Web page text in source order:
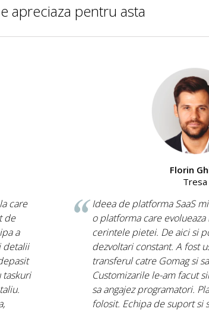
apreciaza pentru asta
care
de
a
detalii
taskuri
Florin
Tresa
Ideea de platforma SaaS
o platforma care
cerintele pietei. De aici si
dezvoltari constant. A fost
transferul catre Gomag si
Customizarile le-am facut
sa angajez programatori.
folosit. Echipa de suport si